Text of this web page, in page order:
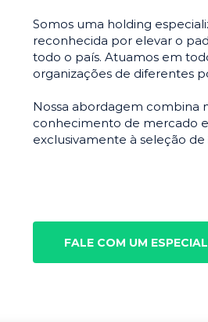
Somos uma holding
reconhecida por elevar o
todo o país. Atuamos em
organizações de diferentes
Nossa abordagem combina
conhecimento de mercado
exclusivamente à seleção
FALE COM UM